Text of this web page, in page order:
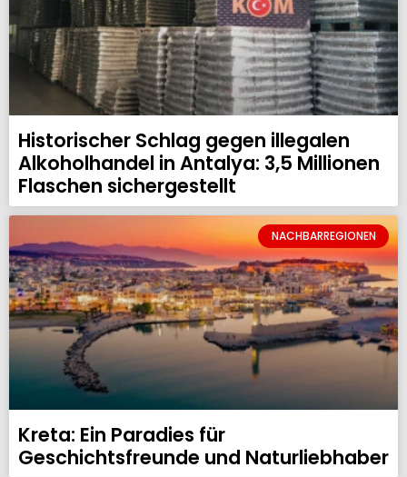
Historischer Schlag gegen illegalen
Alkoholhandel in Antalya: 3,5 Millionen
Flaschen sichergestellt
NACHBARREGIONEN
Kreta: Ein Paradies für
Geschichtsfreunde und Naturliebhaber